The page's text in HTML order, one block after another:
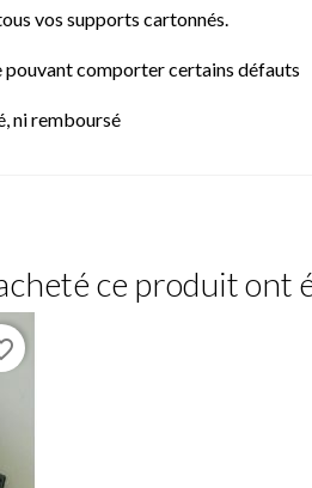
vos supports cartonnés.
pouvant comporter certains défauts
ni remboursé
ce produit ont